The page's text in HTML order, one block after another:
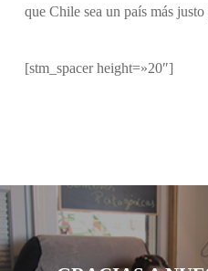
que Chile sea un país más
[stm_spacer height=»20″]